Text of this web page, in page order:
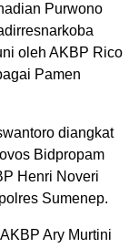
Purwono
oleh AKBP Rico
Pamen
diangkat
Bidpropam
Henri Noveri
Sumenep.
Ary Murtini